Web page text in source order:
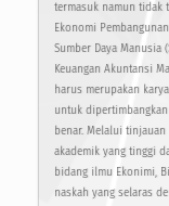
termasuk namun tidak
Ekonomi
Sumber Daya Manusia
Keuangan Akuntansi
harus merupakan
untuk
benar. Melalui tinjauan
akademik yang tinggi
bidang ilmu Ekonimi,
naskah yang selaras